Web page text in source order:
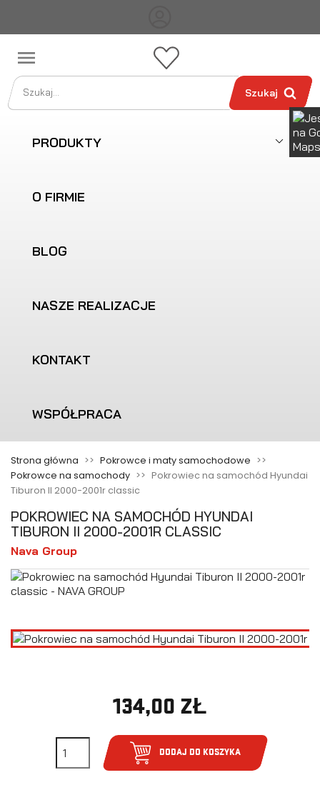

Szukaj
PRODUKTY
O FIRMIE
BLOG
NASZE REALIZACJE
KONTAKT
WSPÓŁPRACA
Strona główna
Pokrowce i maty samochodowe
Pokrowce na samochody
Pokrowiec na samochód Hyundai
Tiburon II 2000-2001r classic
POKROWIEC NA SAMOCHÓD HYUNDAI
TIBURON II 2000-2001R CLASSIC
Nava Group
134,00 ZŁ
DODAJ DO KOSZYKA